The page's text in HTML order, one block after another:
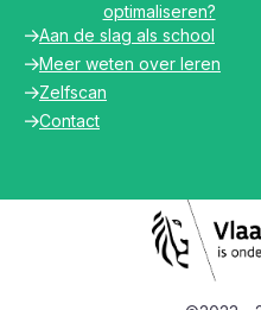
optimaliseren?
main
Aan de slag als school
Meer weten over leren
Zelfscan
Contact